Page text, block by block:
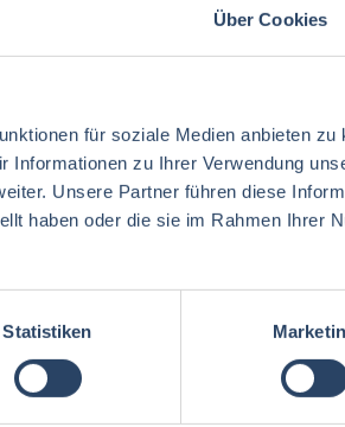
Über Cookies
für soziale Medien anbieten zu
Informationen zu Ihrer Verwendung
Unsere Partner führen diese
haben oder die sie im Rahmen Ihrer
Statistiken
Logistik